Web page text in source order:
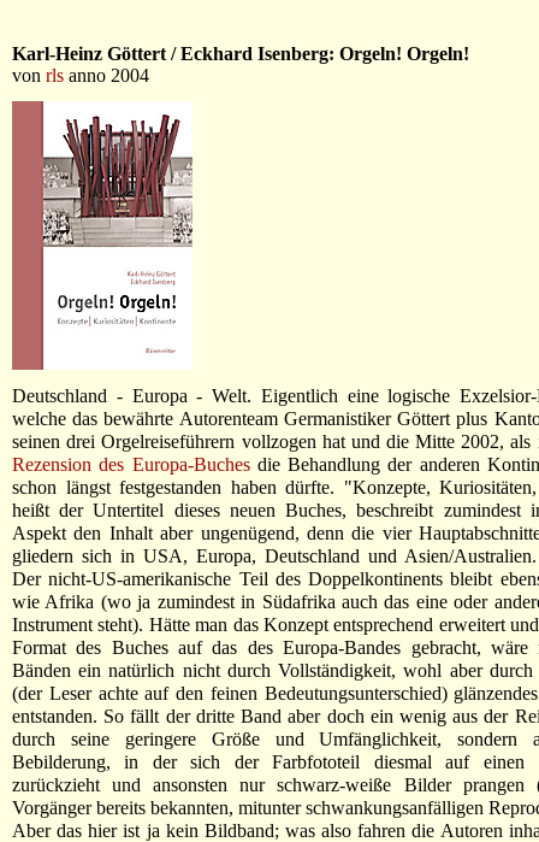
Karl-Heinz Göttert / Eckhard Isenberg: Orgeln! Orgeln!
von rls anno 2004
Deutschland - Europa - Welt. Eigentlich eine logische
welche das bewährte Autorenteam Germanistiker Göttert plus
seinen drei Orgelreiseführern vollzogen hat und die Mitte 2002,
Rezension des Europa-Buchesdie Behandlung der anderen
schon längst festgestanden haben dürfte. "Konzepte,
heißt der Untertitel dieses neuen Buches, beschreibt zumindest
Aspekt den Inhalt aber ungenügend, denn die vier
gliedern sich in USA, Europa, Deutschland und Asien/
Der nicht-US-amerikanische Teil des Doppelkontinents bleibt
wie Afrika (wo ja zumindest in Südafrika auch das eine oder
Instrument steht). Hätte man das Konzept entsprechend erweitert
Format des Buches auf das des Europa-Bandes gebracht,
Bänden ein natürlich nicht durch Vollständigkeit, wohl aber durch
(der Leser achte auf den feinen Bedeutungsunterschied)
entstanden. So fällt der dritte Band aber doch ein wenig aus der
durch seine geringere Größe und Umfänglichkeit, sondern
Bebilderung, in der sich der Farbfototeil diesmal auf einen
zurückzieht und ansonsten nur schwarz-weiße Bilder
Vorgänger bereits bekannten, mitunter schwankungsanfälligen
Aber das hier ist ja kein Bildband; was also fahren die Autoren